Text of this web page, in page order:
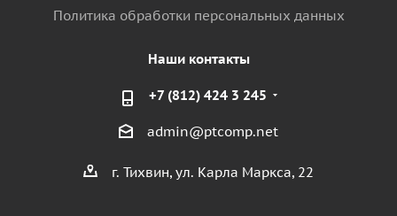
Политика обработки персональных данных
Наши контакты
+7 (812) 424 3 245
admin@ptcomp.net
г. Тихвин, ул. Карла Маркса, 22